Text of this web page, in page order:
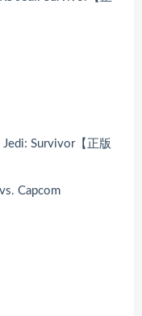
Survivor【正版